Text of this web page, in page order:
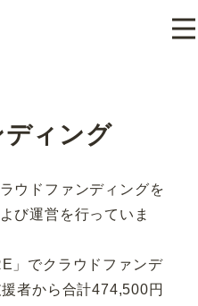
ィング
ウドファンディングを
び運営を行っていま
」でクラウドファンデ
者から合計474,500円